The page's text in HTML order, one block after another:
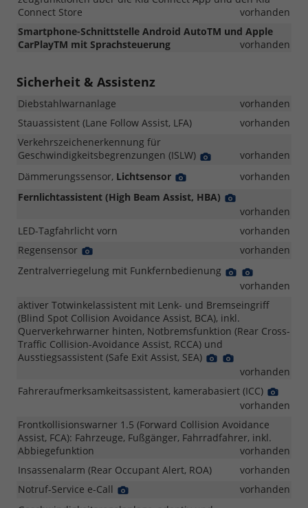
Connect Store
vorhanden
Smartphone-Schnittstelle Android AutoTM und Apple
CarPlayTM mit Sprachsteuerung
vorhanden
Sicherheit & Assistenz
Diebstahlwarnanlage
vorhanden
Stauassistent (Lane Follow Assist, LFA)
vorhanden
Verkehrszeichenerkennung für
Geschwindigkeitsbegrenzungen (ISLW)
vorhanden
Dämmerungssensor, Lichtsensor
vorhanden
Fernlichtassistent (High Beam Assist, HBA)
Foto
vorhanden
LED-Tagfahrlicht vorn
vorhanden
Regensensor
vorhanden
Zentralverriegelung mit Funkfernbedienung
Detail
FotoFoto
vorhanden
aktiver Totwinkelassistent mit Lenk- und Bremseingriff
(Blind Spot Collision Avoidance Assist, BCA), inkl.
Querverkehrwarner hinten, Notbremsfunktion (Rear Cross-
Traffic Collision-Avoidance Assist, RCCA) und
Ausstiegsassistent (Safe Exit Assist, SEA)
Detail
FotoFoto
vorhanden
Fahreraufmerksamkeitsassistent, kamerabasiert (ICC)
Foto
vorhanden
Frontkollisionswarner 1.5 (Forward Collision Avoidance
Assist, FCA): Fahrzeuge, Fußgänger, Fahrradfahrer, inkl.
Abbiegefunktion
vorhanden
Insassenalarm (Rear Occupant Alert, ROA)
vorhanden
Notruf-Service e-Call
vorhanden